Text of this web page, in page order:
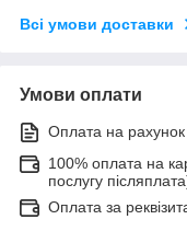
Всі умови доставки
Умови оплати
Оплата на рахунок
100% оплата на
послугу
Оплата за